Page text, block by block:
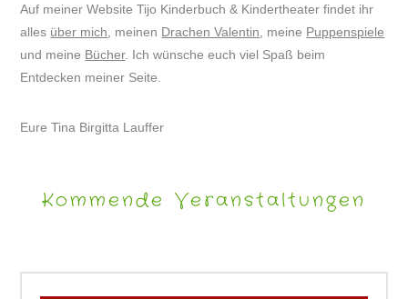
Auf meiner Website Tijo Kinderbuch & Kindertheater findet ihr
alles über mich , meinen Drachen Valentin , meine Puppenspiele
und meine Bücher. Ich wünsche euch viel Spaß beim
Entdecken meiner Seite.
Eure Tina Birgitta Lauffer
Kommende Veranstaltungen